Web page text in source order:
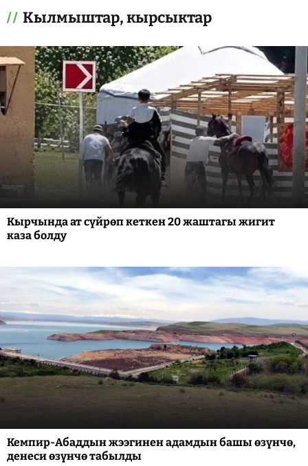
Кылмыштар, кырсыктар
Кырчында ат сүйрөп кеткен 20 жаштагы жигит
каза болду
Кемпир-Абаддын жээгинен адамдын башы өзүнчө,
денеси өзүнчө табылды